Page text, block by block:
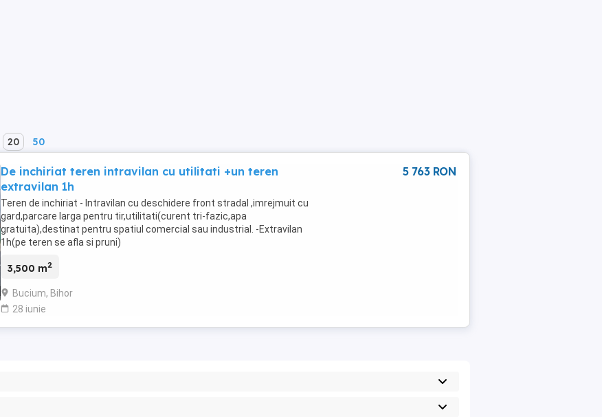
20 50
De inchiriat teren intravilan cu utilitati +un teren
extravilan 1h
Teren de inchiriat - Intravilan cu deschidere front stradal ,imrejmuit cu
gard,parcare larga pentru tir,utilitati(curent tri-fazic,apa
gratuita),destinat pentru spatiul comercial sau industrial. -Extravilan
1h(pe teren se afla si pruni)
3,500 m2
Bucium, Bihor
28 iunie
5 763 RON